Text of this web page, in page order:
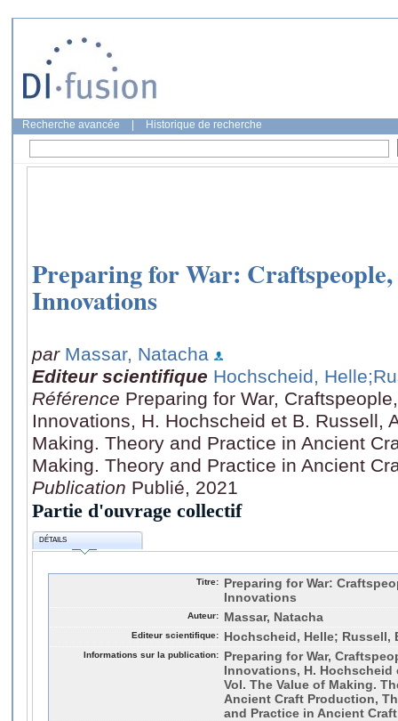
Recherche avancée Historique de recherche
Preparing for War:
Innovations
par Massar, Natacha
Editeur scientifique Hochscheid, Helle
Référence Preparing for War,
Innovations, H. Hochscheid et B. Russell,
Making. Theory and Practice in Ancient
Making. Theory and Practice in Ancient
Publication Publié, 2021
Partie d'ouvrage collectif
DÉTAILS
Titre:
Preparing for War:
Innovations
Auteur: Massar, Natacha
Editeur scientifique: Hochscheid, Helle; Russell,
Informations sur la publication:
Preparing for War,
Innovations, H. Hochscheid
Vol. The Value of Making.
Ancient Craft Production,
and Practice in Ancient